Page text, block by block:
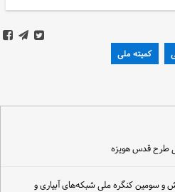
کمیته ملی
طرح قدس هویزه
سومین کنگره ملی شبکه‌های آبیاری و